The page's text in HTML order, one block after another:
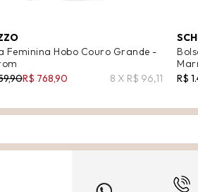
Feminina Hobo Couro Grande -
R$ 768,90 8 X R$ 96,11
R$